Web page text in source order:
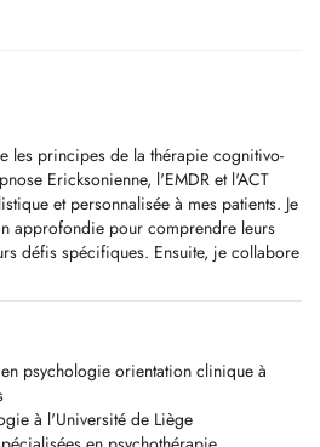
les principes de la thérapie cognitivo-
Ericksonienne, l'EMDR et l'ACT
et personnalisée à mes patients. Je
approfondie pour comprendre leurs
défis spécifiques. Ensuite, je collabore
traitement adapté, en utilisant des
thérapeutique.
psychologie orientation clinique à
à l'Université de Liège